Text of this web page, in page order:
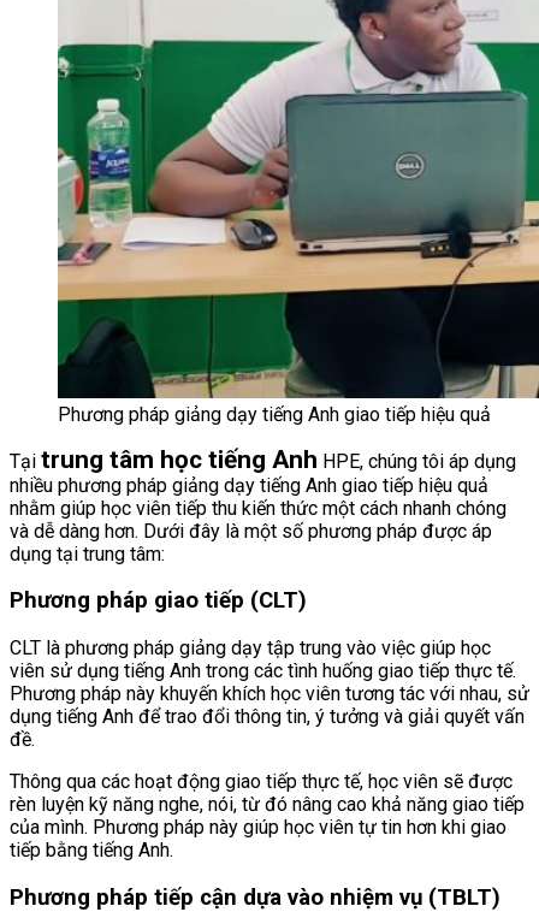
Phương pháp giảng dạy tiếng Anh giao tiếp hiệu quả
Tại trung tâm học tiếng Anh HPE, chúng tôi áp dụng
nhiều phương pháp giảng dạy tiếng Anh giao tiếp hiệu quả
nhằm giúp học viên tiếp thu kiến thức một cách nhanh chóng
và dễ dàng hơn. Dưới đây là một số phương pháp được áp
dụng tại trung tâm:
Phương pháp giao tiếp (CLT)
CLT là phương pháp giảng dạy tập trung vào việc giúp học
viên sử dụng tiếng Anh trong các tình huống giao tiếp thực tế.
Phương pháp này khuyến khích học viên tương tác với nhau, sử
dụng tiếng Anh để trao đổi thông tin, ý tưởng và giải quyết vấn
đề.
Thông qua các hoạt động giao tiếp thực tế, học viên sẽ được
rèn luyện kỹ năng nghe, nói, từ đó nâng cao khả năng giao tiếp
của mình. Phương pháp này giúp học viên tự tin hơn khi giao
tiếp bằng tiếng Anh.
Phương pháp tiếp cận dựa vào nhiệm vụ (TBLT)